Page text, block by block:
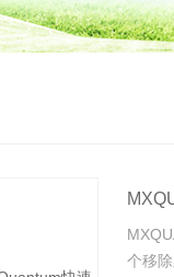
个移